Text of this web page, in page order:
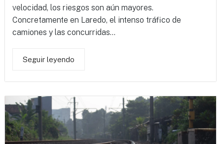
velocidad, los riesgos son aún mayores.
Concretamente en Laredo, el intenso tráfico de
camiones y las concurridas...
Seguir leyendo